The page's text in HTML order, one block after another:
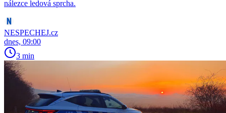
nálezce ledová sprcha.
NESPECHEJ.cz
dnes, 09:00
3 min